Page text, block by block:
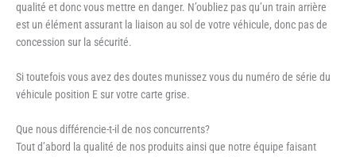
qualité et donc vous mettre en danger. N’oubliez pas qu’un train arrière
est un élément assurant la liaison au sol de votre véhicule, donc pas de
concession sur la sécurité.
Si toutefois vous avez des doutes munissez vous du numéro de série du
véhicule position E sur votre carte grise.
Que nous différencie-t-il de nos concurrents?
Tout d’abord la qualité de nos produits ainsi que notre équipe faisant